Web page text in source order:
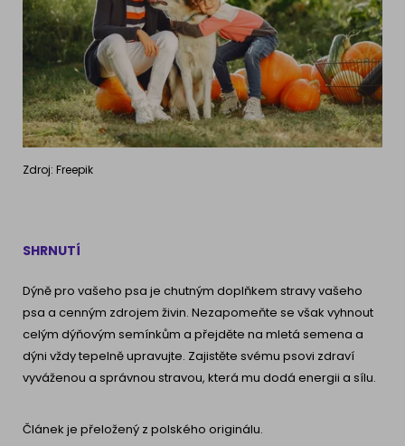
Zdroj: Freepik
SHRNUTÍ
Dýně pro vašeho psa je chutným doplňkem stravy vašeho
psa a cenným zdrojem živin. Nezapomeňte se však vyhnout
celým dýňovým semínkům a přejděte na mletá semena a
dýni vždy tepelně upravujte. Zajistěte svému psovi zdraví
vyváženou a správnou stravou, která mu dodá energii a sílu.
Článek je přeložený z polského originálu.